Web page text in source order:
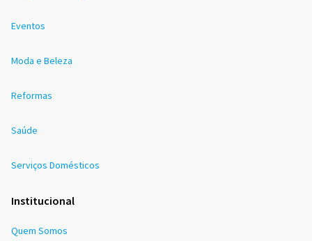
Eventos
Moda e Beleza
Reformas
Saúde
Serviços Domésticos
Institucional
Quem Somos